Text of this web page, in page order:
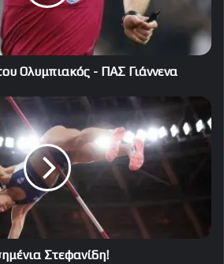
Ολυμπιακός - ΠΑΣ Γιάννενα
Στεφανίδη!